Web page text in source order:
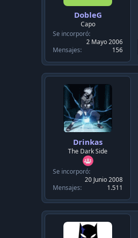
DobleG
Capo
Se incorporó
2 Mayo 2006
Mensajes
156
Drinkas
The Dark Side
Se incorporó
20 Junio 2008
Mensajes
1.511